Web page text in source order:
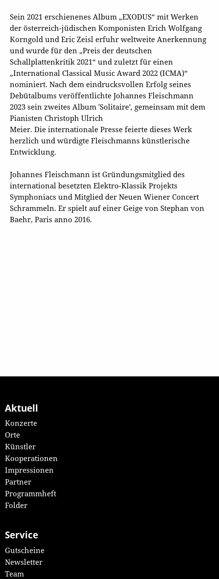
Sein 2021 erschienenes Album „EXODUS“ mit Werken
der österreich-jüdischen Komponisten Erich Wolfgang
Korngold und Eric Zeisl erfuhr weltweite Anerkennung
und wurde für den „Preis der deutschen
Schallplattenkritik 2021“ und zuletzt für einen
„International Classical Music Award 2022 (ICMA)“
nominiert. Nach dem eindrucksvollen Erfolg seines
Debütalbums veröffentlichte Johannes Fleischmann
2023 sein zweites Album 'Solitaire', gemeinsam mit dem
Pianisten Christoph Ulrich
Meier. Die internationale Presse feierte dieses Werk
herzlich und würdigte Fleischmanns künstlerische
Entwicklung.
Johannes Fleischmann ist Gründungsmitglied des
international besetzten Elektro-Klassik Projekts
Symphoniacs und Mitglied der Neuen Wiener Concert
Schrammeln. Er spielt auf einer Geige von Stephan von
Baehr, Paris anno 2016.
Aktuell
Konzerte
Orte
Künstler
Kooperationen
Impressionen
Partner
Programmheft
Folder
Service
Gutscheine
Newsletter
Team